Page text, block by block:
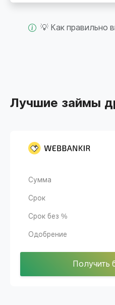
💡 Как правильно
Лучшие займы
Сумма
Срок
Срок без %
Одобрение
Получить